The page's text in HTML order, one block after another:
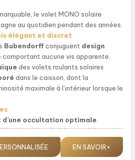
le volet MONO solaire
au quotidien pendant des années.
élégant et discret
Bubendorff conjuguent design
comportant aucune vis apparente.
des volets roulants solaires
dans le caisson, dont la
maximale à l’intérieur lorsque le
d’une occultation optimale
aluminium double-paroi de grande
vos attentes.
actionnant le bouton Bubendorff de
EN SAVOIR+